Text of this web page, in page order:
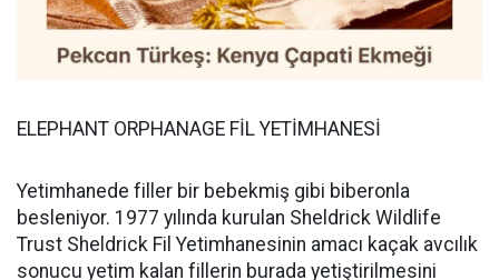
ELEPHANT ORPHANAGE FİL YETİMHANESİ
Yetimhanede filler bir bebekmiş gibi biberonla
besleniyor. 1977 yılında kurulan Sheldrick Wildlife
Trust Sheldrick Fil Yetimhanesinin amacı kaçak avcılık
sonucu yetim kalan fillerin burada yetiştirilmesini